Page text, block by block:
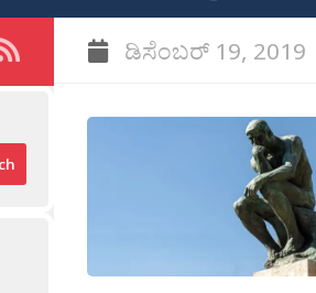
ಡಿಸೆಂಬರ್ 19, 2019